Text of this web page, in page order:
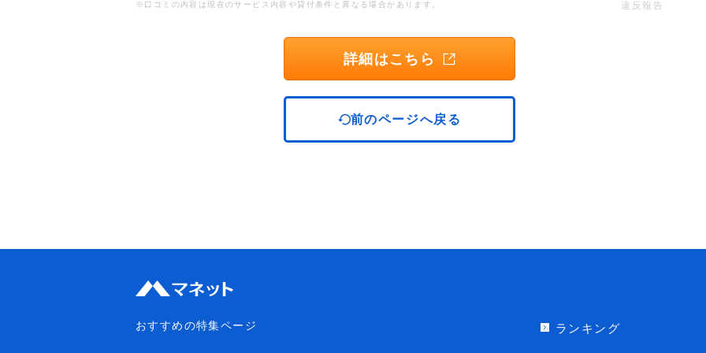
※口コミの内容は現在のサービス内容や貸付条件と異なる場合があります。 違反報告
詳細はこちら
前のページへ戻る
おすすめの特集ページ ランキング